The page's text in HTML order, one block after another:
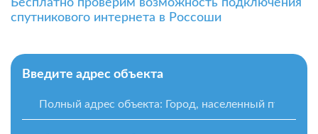
Бесплатно проверим возможность подключения
спутникового интернета в Россоши
Введите адрес объекта